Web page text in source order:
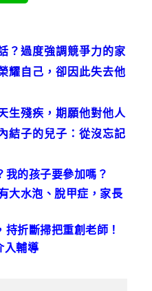
？過度強調競爭力的家
耀自己，卻因此失去他
生殘疾，期願他對他人
結子的兒子：從沒忘記
我的孩子要參加嗎？
大水泡、脫甲症，家長
折斷掃把重創老師！
入輔導